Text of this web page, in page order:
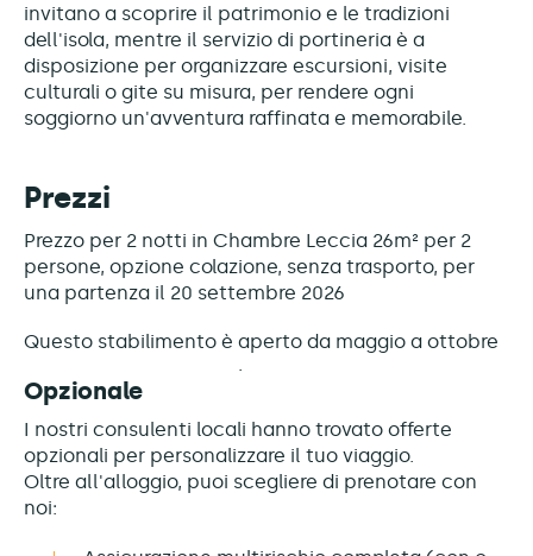
invitano a scoprire il patrimonio e le tradizioni
dell'isola, mentre il servizio di portineria è a
disposizione per organizzare escursioni, visite
culturali o gite su misura, per rendere ogni
soggiorno un'avventura raffinata e memorabile.
Prezzi
Prezzo per 2 notti in Chambre Leccia 26m² per 2
persone, opzione colazione, senza trasporto, per
una partenza il 20 settembre 2026
Questo stabilimento è aperto da maggio a ottobre
Opzionale
I nostri consulenti locali hanno trovato offerte
opzionali per personalizzare il tuo viaggio.
Oltre all'alloggio, puoi scegliere di prenotare con
noi: